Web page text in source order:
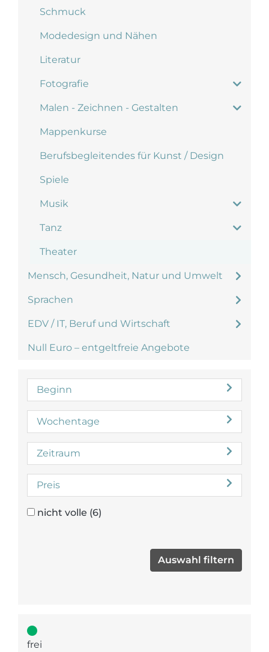
Schmuck
Modedesign und Nähen
Literatur
Fotografie
Malen - Zeichnen - Gestalten
Mappenkurse
Berufsbegleitendes für Kunst / Design
Spiele
Musik
Tanz
Theater
Mensch, Gesundheit, Natur und Umwelt
Sprachen
EDV / IT, Beruf und Wirtschaft
Null Euro – entgeltfreie Angebote
Beginn
Wochentage
Zeitraum
Preis
nicht volle (6)
frei